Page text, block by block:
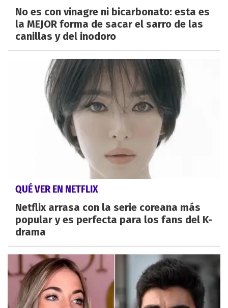
No es con vinagre ni bicarbonato: esta es
la MEJOR forma de sacar el sarro de las
canillas y del inodoro
QUÉ VER EN NETFLIX
Netflix arrasa con la serie coreana más
popular y es perfecta para los fans del K-
drama